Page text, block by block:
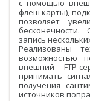
Распродажа
с помощью
флеш карты),
позволяет
запись
Реализованы
возможностью
внешний FTP-
принимать
получения
источников